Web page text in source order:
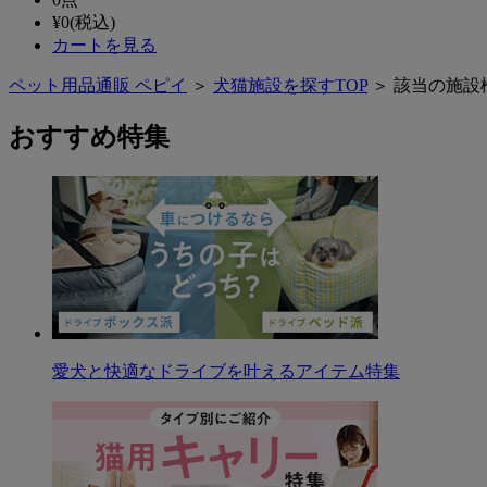
¥0(税込)
カートを見る
ペット用品通販 ペピイ ＞ 犬猫施設を探すTOP＞ 該当の施設
おすすめ特集
愛犬と快適なドライブを叶えるアイテム特集